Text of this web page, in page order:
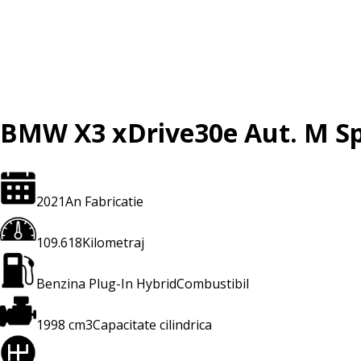
BMW X3 xDrive30e Aut. M
2021An Fabricatie
109.618Kilometraj
Benzina Plug-In HybridCombustibil
1998 cm3Capacitate cilindrica